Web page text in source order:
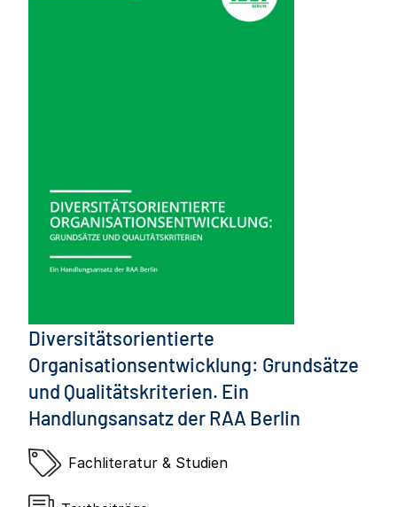
Diversitätsorientierte
Organisationsentwicklung: Grundsätze
und Qualitätskriterien. Ein
Handlungsansatz der RAA Berlin
Fachliteratur & Studien